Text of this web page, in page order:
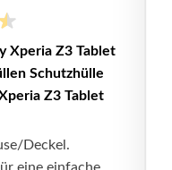
Xperia Z3 Tablet
Schutzhülle
Z3 Tablet
Deckel.